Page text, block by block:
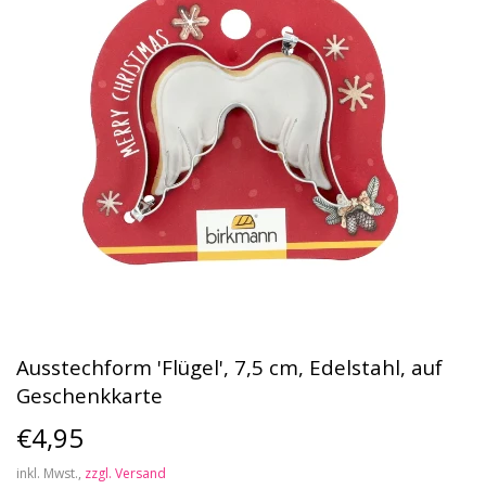
Ausstechform 'Flügel', 7,5 cm, Edelstahl, auf
Geschenkkarte
€4,95
inkl. Mwst., zzgl. Versand